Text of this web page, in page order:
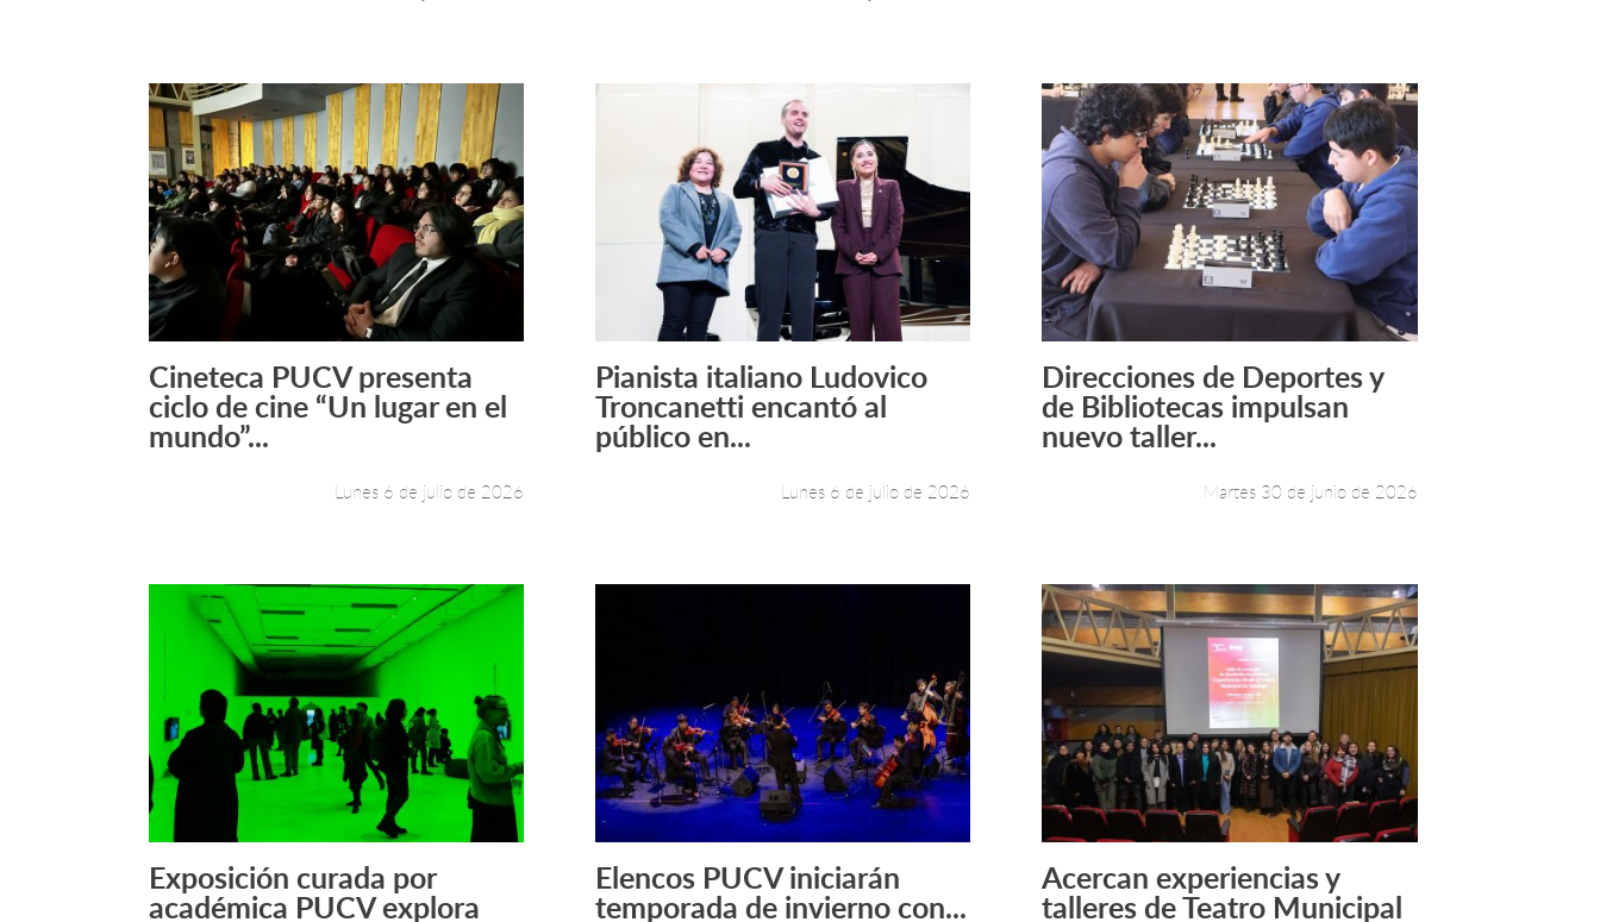
Leer más +
Cineteca PUCV presenta
ciclo de cine “Un lugar en el
mundo”...
Lunes 6 de julio de 2026
Leer más +
Pianista italiano Ludovico
Troncanetti encantó al
público en...
Lunes 6 de julio de 2026
Leer más +
Direcciones de Deportes y
de Bibliotecas impulsan
nuevo taller...
Martes 30 de junio de 2026
Leer más +
Exposición curada por
académica PUCV explora Leer más +
Elencos PUCV iniciarán
temporada de invierno con... Leer más +
Acercan experiencias y
talleres de Teatro Municipal